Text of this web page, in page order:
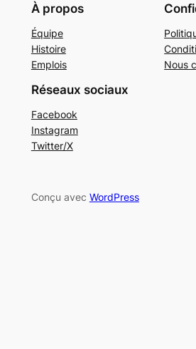
À propos
Équipe
Histoire
Emplois
Nous
Réseaux sociaux
Facebook
Instagram
Twitter/X
Conçu avec WordPress